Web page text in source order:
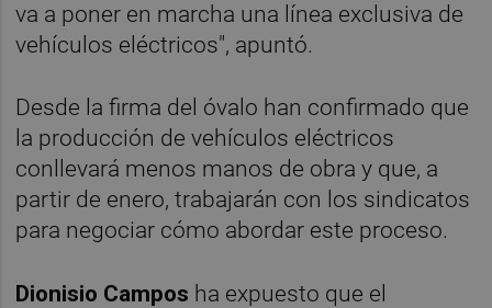
va a poner en marcha una línea exclusiva de
vehículos eléctricos", apuntó.
Desde la firma del óvalo han confirmado que
la producción de vehículos eléctricos
conllevará menos manos de obra y que, a
partir de enero, trabajarán con los sindicatos
para negociar cómo abordar este proceso.
Dionisio Campos ha expuesto que el